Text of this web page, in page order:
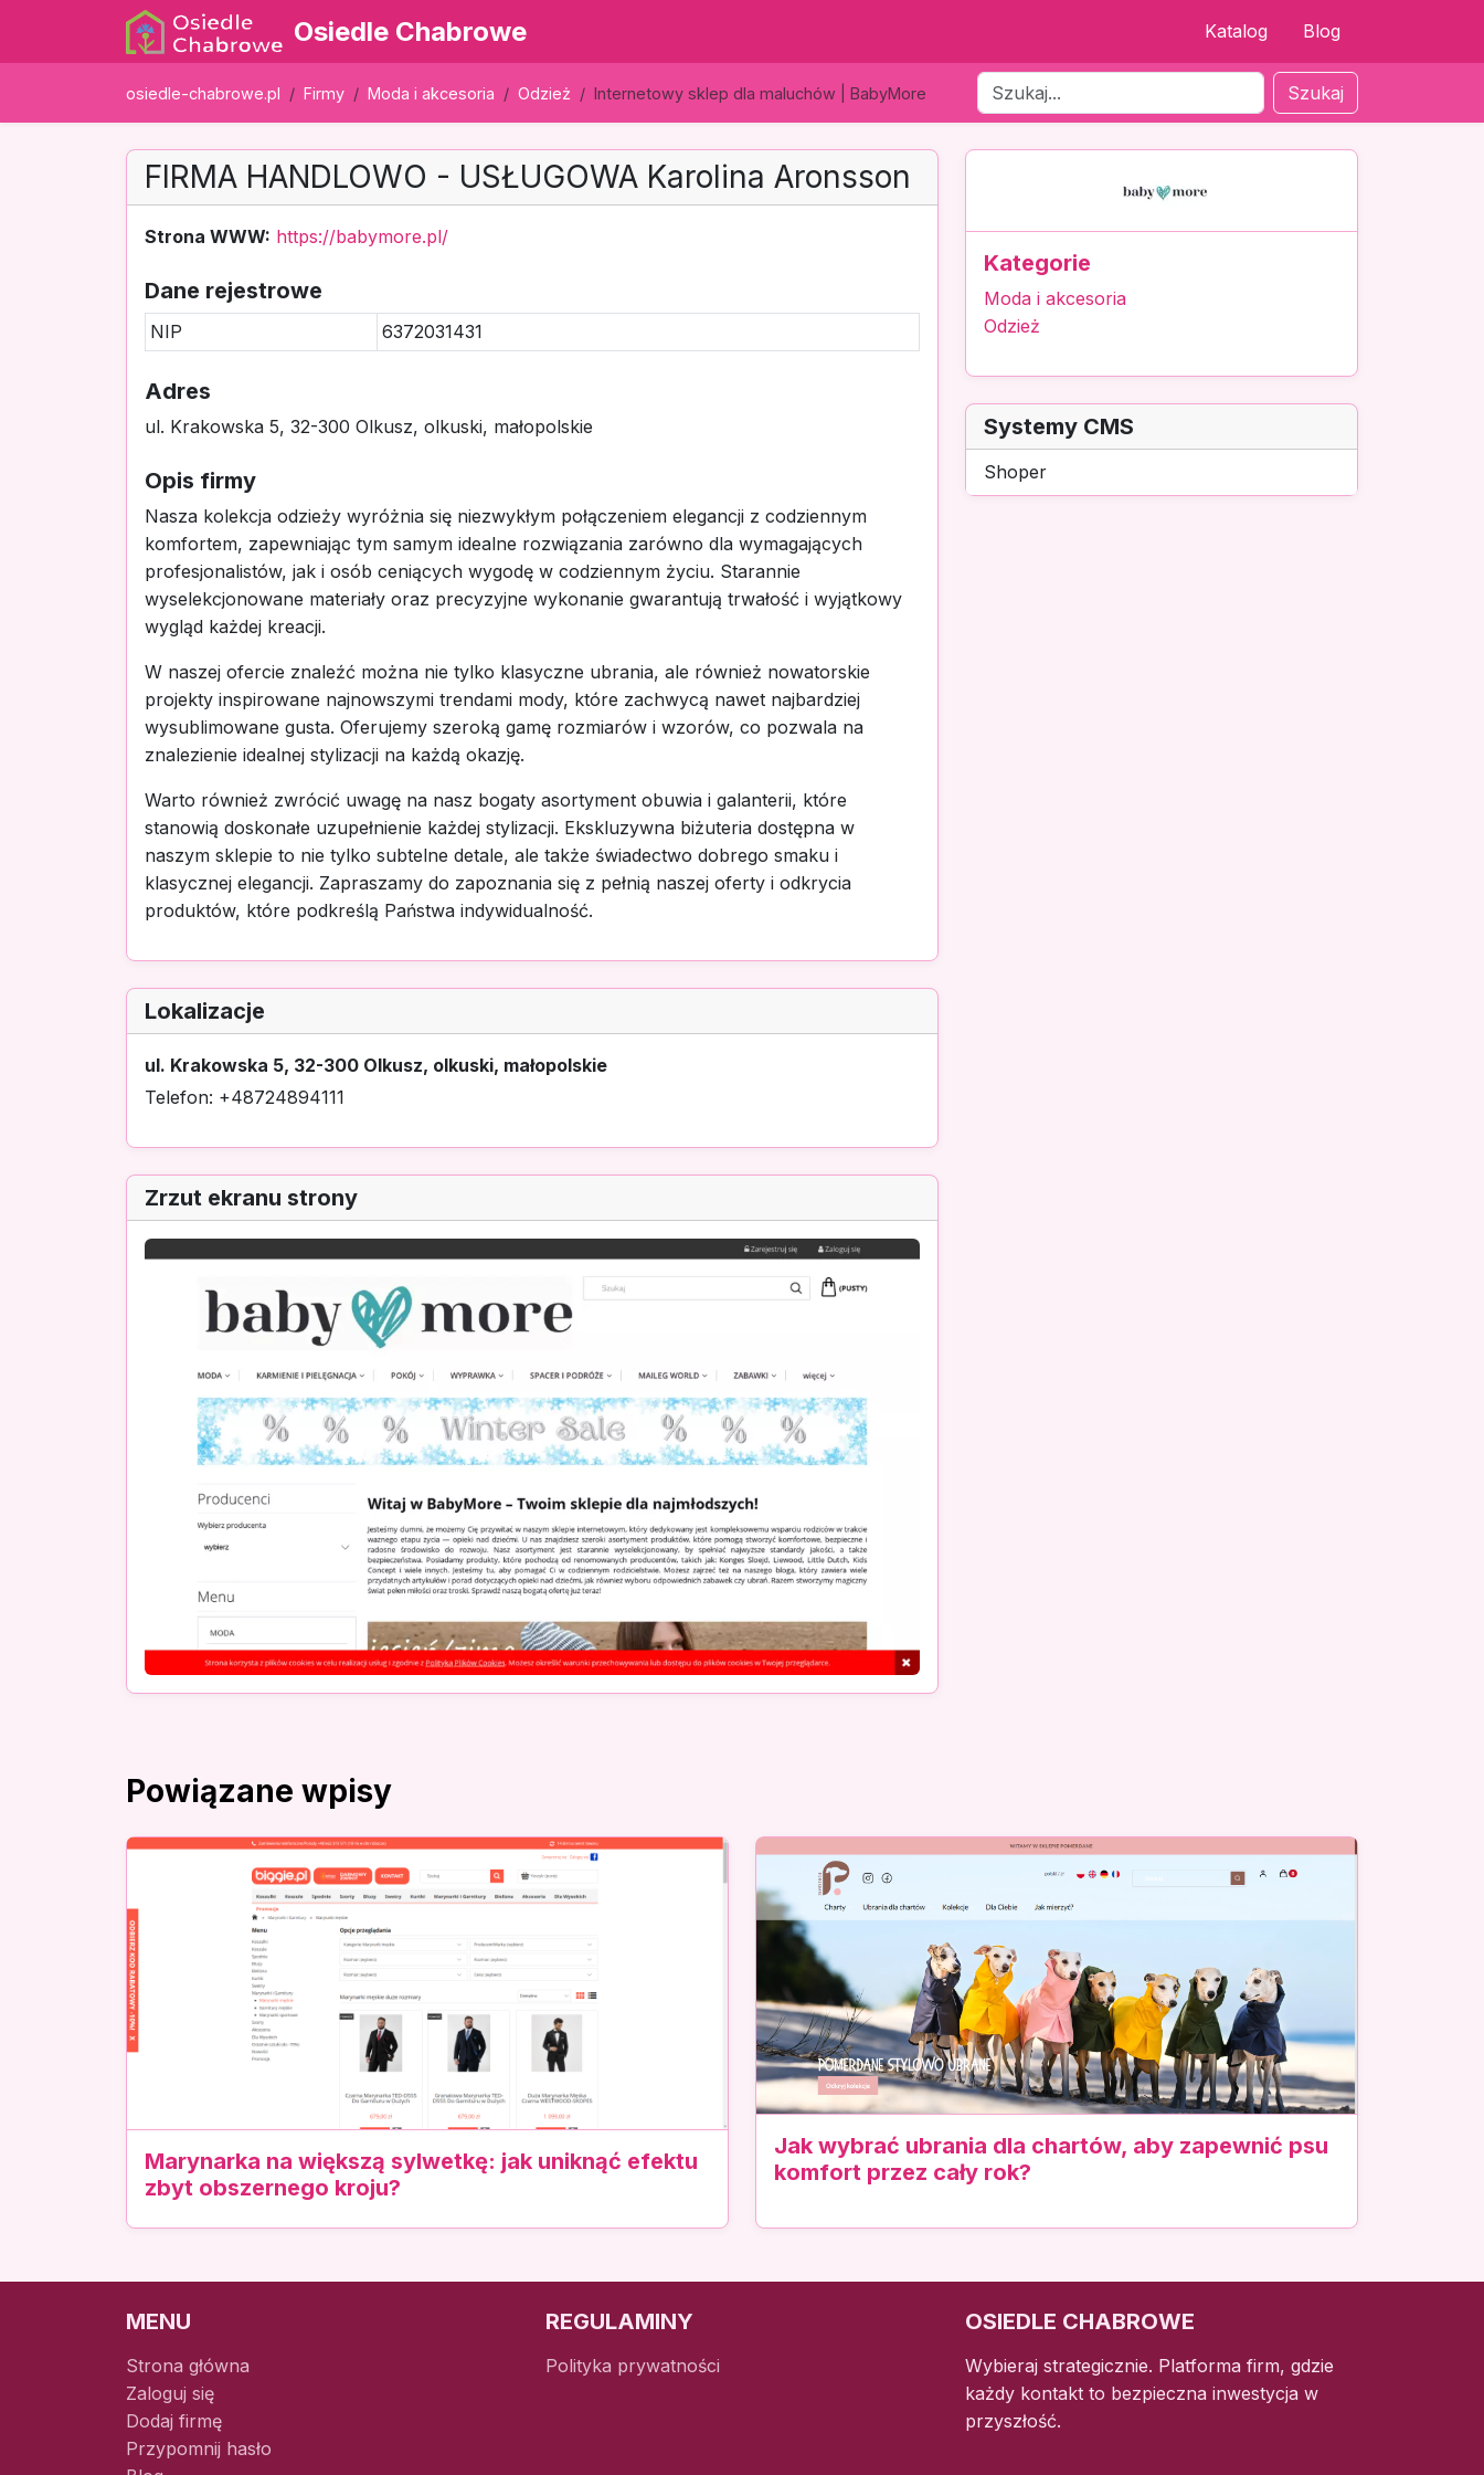
Osiedle Chabrowe Katalog Blog
osiedle-chabrowe.pl Firmy Moda i akcesoria Odzież Internetowy sklep dla maluchów | BabyMore Szukaj
FIRMA HANDLOWO - USŁUGOWA Karolina Aronsson
Strona WWW: https://babymore.pl/
Dane rejestrowe
NIP 6372031431
Adres
ul. Krakowska 5, 32-300 Olkusz, olkuski, małopolskie
Opis firmy
Nasza kolekcja odzieży wyróżnia się niezwykłym połączeniem elegancji z codziennym
komfortem, zapewniając tym samym idealne rozwiązania zarówno dla wymagających
profesjonalistów, jak i osób ceniących wygodę w codziennym życiu. Starannie
wyselekcjonowane materiały oraz precyzyjne wykonanie gwarantują trwałość i wyjątkowy
wygląd każdej kreacji.
W naszej ofercie znaleźć można nie tylko klasyczne ubrania, ale również nowatorskie
projekty inspirowane najnowszymi trendami mody, które zachwycą nawet najbardziej
wysublimowane gusta. Oferujemy szeroką gamę rozmiarów i wzorów, co pozwala na
znalezienie idealnej stylizacji na każdą okazję.
Warto również zwrócić uwagę na nasz bogaty asortyment obuwia i galanterii, które
stanowią doskonałe uzupełnienie każdej stylizacji. Ekskluzywna biżuteria dostępna w
naszym sklepie to nie tylko subtelne detale, ale także świadectwo dobrego smaku i
klasycznej elegancji. Zapraszamy do zapoznania się z pełnią naszej oferty i odkrycia
produktów, które podkreślą Państwa indywidualność.
Lokalizacje
ul. Krakowska 5, 32-300 Olkusz, olkuski, małopolskie
Telefon: +48724894111
Zrzut ekranu strony
Kategorie
Moda i akcesoria
Odzież
Systemy CMS
Shoper
Powiązane wpisy
Marynarka na większą sylwetkę: jak uniknąć efektu
zbyt obszernego kroju?
Jak wybrać ubrania dla chartów, aby zapewnić psu
komfort przez cały rok?
MENU
Strona główna
Zaloguj się
Dodaj firmę
Przypomnij hasło
REGULAMINY
Polityka prywatności
OSIEDLE CHABROWE
Wybieraj strategicznie. Platforma firm, gdzie
każdy kontakt to bezpieczna inwestycja w
przyszłość.